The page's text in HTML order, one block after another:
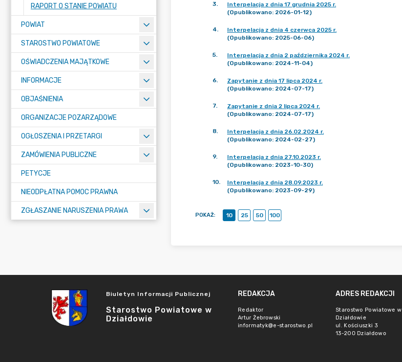
RAPORT O STANIE POWIATU
POWIAT
STAROSTWO POWIATOWE
OŚWIADCZENIA MAJĄTKOWE
INFORMACJE
OBJAŚNIENIA
ORGANIZACJE POZARZĄDOWE
OGŁOSZENIA I PRZETARGI
ZAMÓWIENIA PUBLICZNE
PETYCJE
NIEODPŁATNA POMOC PRAWNA
ZGŁASZANIE NARUSZENIA PRAWA
3.
Interpelacja z dnia 17 grudnia 2025 r.
(Opublikowano: 2026-01-12)
4.
Interpelacja z dnia 4 czerwca 2025 r.
(Opublikowano: 2025-06-06)
5.
Interpelacja z dnia 2 października 2024 r.
(Opublikowano: 2024-11-04)
6.
Zapytanie z dnia 17 lipca 2024 r.
(Opublikowano: 2024-07-17)
7.
Zapytanie z dnia 2 lipca 2024 r.
(Opublikowano: 2024-07-17)
8.
Interpelacja z dnia 26.02.2024 r.
(Opublikowano: 2024-02-27)
9.
Interpelacja z dnia 27.10.2023 r.
(Opublikowano: 2023-10-30)
10.
Interpelacja z dnia 28.09.2023 r.
(Opublikowano: 2023-09-29)
POKAŻ: 10 25 50 100
Biuletyn Informacji Publicznej
Starostwo Powiatowe w
Działdowie
REDAKCJA
Redaktor
Artur Żebrowski
informatyk@e-starostwo.pl
ADRES REDAKCJI
Starostwo Powiatowe w
Działdowie
ul. Kościuszki 3
13-200 Działdowo